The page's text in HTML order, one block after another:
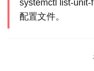
systemctl list-unit-
配置文件。